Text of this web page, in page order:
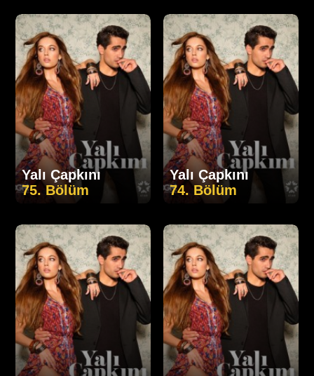
Yalı Çapkını
75. Bölüm
Yalı Çapkını
74. Bölüm